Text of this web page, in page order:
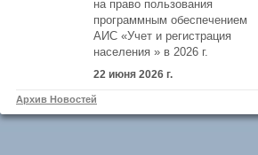
на право пользования
программным обеспечением
АИС «Учет и регистрация
населения » в 2026 г.
22 июня 2026 г.
Архив Новостей